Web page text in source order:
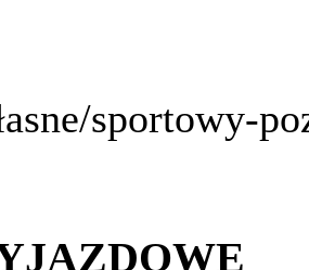
sportowy-